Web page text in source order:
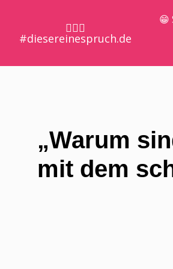
🤷🏼‍♀️
#diesereinespruch.de
😁
„Warum
mit dem